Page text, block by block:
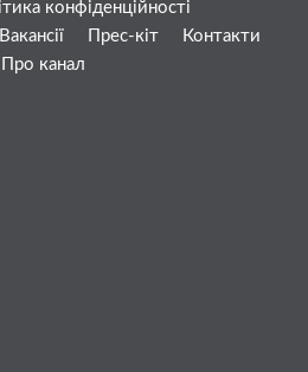
конфіденційності
Вакансії Прес-кіт
Контакти
Про канал